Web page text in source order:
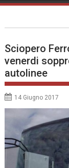
Sciopero
venerdi
autolinee
14 Giugno 2017